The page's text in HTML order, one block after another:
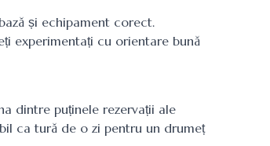
și echipament corect.
experimentați cu orientare bună
dintre puținele rezervații ale
ca tură de o zi pentru un drumeț